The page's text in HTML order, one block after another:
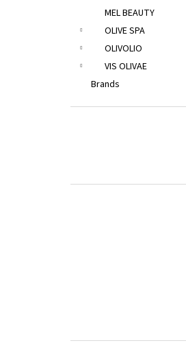
MEL BEAUTY
OLIVE SPA
OLIVOLIO
VIS OLIVAE
Brands